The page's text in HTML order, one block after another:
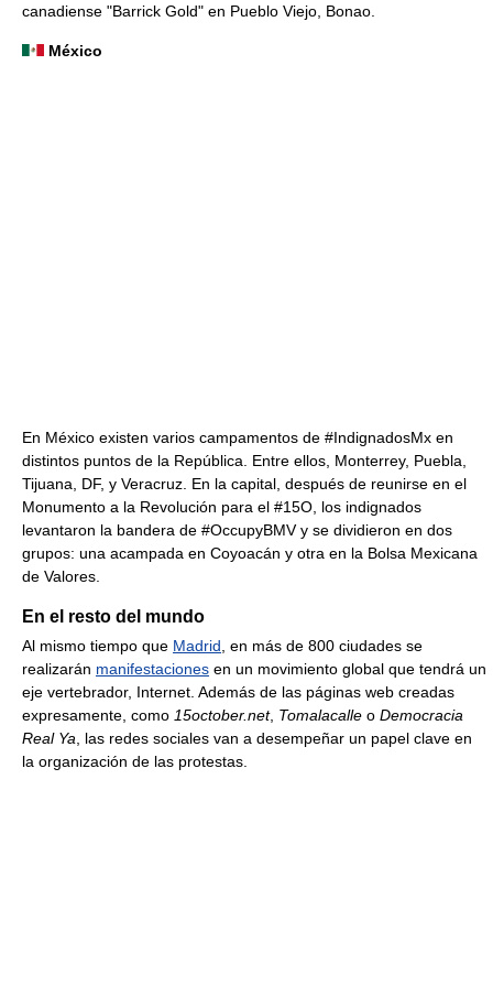
canadiense "Barrick Gold" en Pueblo Viejo, Bonao.
México
En México existen varios campamentos de #IndignadosMx en
distintos puntos de la República. Entre ellos, Monterrey, Puebla,
Tijuana, DF, y Veracruz. En la capital, después de reunirse en el
Monumento a la Revolución para el #15O, los indignados
levantaron la bandera de #OccupyBMV y se dividieron en dos
grupos: una acampada en Coyoacán y otra en la Bolsa Mexicana
de Valores.
En el resto del mundo
Al mismo tiempo que Madrid , en más de 800 ciudades se
realizarán manifestaciones en un movimiento global que tendrá un
eje vertebrador, Internet. Además de las páginas web creadas
expresamente, como 15october.net, Tomalacalle o Democracia
Real Ya , las redes sociales van a desempeñar un papel clave en
la organización de las protestas.